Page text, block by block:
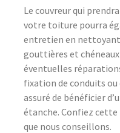
Le couvreur qui
votre toiture pourra
entretien en
gouttières et
éventuelles
fixation de conduits ou
assuré de bénéficier
étanche. Confiez cette
que nous conseillons.